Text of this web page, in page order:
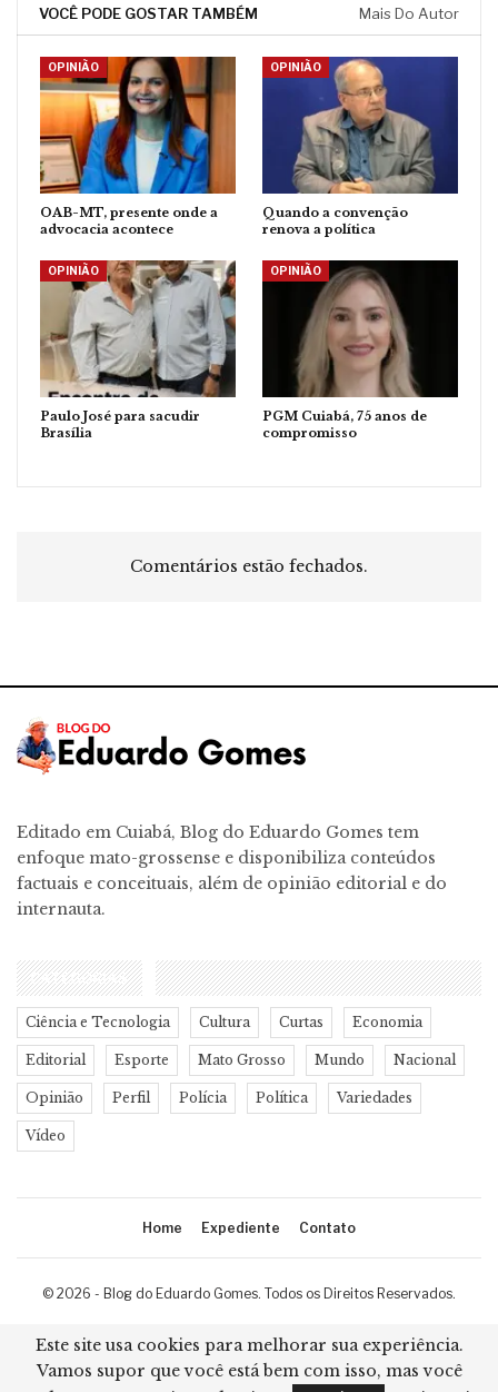
VOCÊ PODE GOSTAR TAMBÉM Mais Do Autor
OPINIÃO
OAB-MT, presente onde a
advocacia acontece
OPINIÃO
Quando a convenção
renova a política
OPINIÃO
Paulo José para sacudir
Brasília
OPINIÃO
PGM Cuiabá, 75 anos de
compromisso
Comentários estão fechados.
Editado em Cuiabá, Blog do Eduardo Gomes tem
enfoque mato-grossense e disponibiliza conteúdos
factuais e conceituais, além de opinião editorial e do
internauta.
CATEGORIAS
Ciência e Tecnologia Cultura Curtas Economia
Editorial Esporte Mato Grosso Mundo Nacional
Opinião Perfil Polícia Política Variedades
Vídeo
Home Expediente Contato
© 2026 - Blog do Eduardo Gomes. Todos os Direitos Reservados.
Desenvolvimento:Ricard Cristian
Este site usa cookies para melhorar sua experiência.
Vamos supor que você está bem com isso, mas você